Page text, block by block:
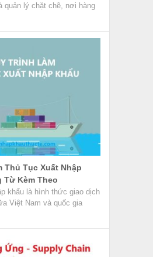
quản lý chặt chẽ, nơi hàng
Thủ Tục Xuất Nhập
Từ Kèm Theo
khẩu là hình thức giao dịch
Việt Nam và quốc gia